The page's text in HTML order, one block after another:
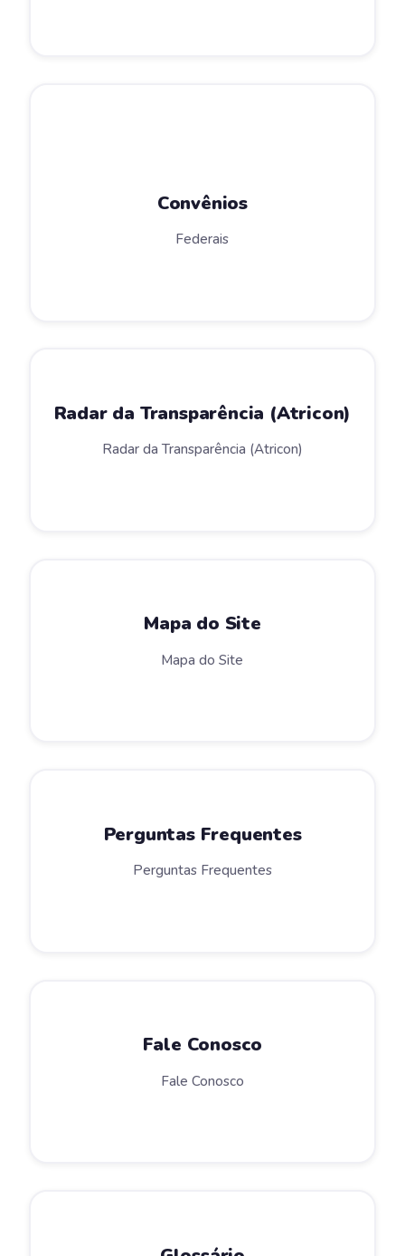
Convênios
Federais
Radar da Transparência (Atricon)
Radar da Transparência (Atricon)
Mapa do Site
Mapa do Site
Perguntas Frequentes
Perguntas Frequentes
Fale Conosco
Fale Conosco